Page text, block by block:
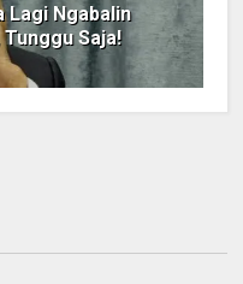
Lagi Ngabalin
Saja!